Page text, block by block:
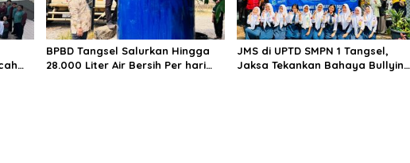
BPBD Tangsel Salurkan Hingga
28.000 Liter Air Bersih Per hari
JMS di UPTD SMPN 1 Tangsel,
Jaksa Tekankan Bahaya Bullying